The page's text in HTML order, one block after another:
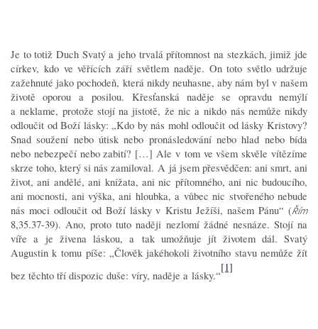
Je to totiž Duch Svatý a jeho trvalá přítomnost na stezkách, jimiž jde
církev, kdo ve věřících září světlem naděje. On toto světlo udržuje
zažehnuté jako pochodeň, která nikdy neuhasne, aby nám byl v našem
životě oporou a posilou. Křesťanská naděje se opravdu nemýlí
a neklame, protože stojí na jistotě, že nic a nikdo nás nemůže nikdy
odloučit od Boží lásky: „Kdo by nás mohl odloučit od lásky Kristovy?
Snad soužení nebo útisk nebo pronásledování nebo hlad nebo bída
nebo nebezpečí nebo zabití? […] Ale v tom ve všem skvěle vítězíme
skrze toho, který si nás zamiloval. A já jsem přesvědčen: ani smrt, ani
život, ani andělé, ani knížata, ani nic přítomného, ani nic budoucího,
ani mocnosti, ani výška, ani hloubka, a vůbec nic stvořeného nebude
nás moci odloučit od Boží lásky v Kristu Ježíši, našem Pánu“ (Řím
8,35.37-39). Ano, proto tuto naději nezlomí žádné nesnáze. Stojí na
víře a je živena láskou, a tak umožňuje jít životem dál. Svatý
Augustin k tomu píše: „Člověk jakéhokoli životního stavu nemůže žít
bez těchto tří dispozic duše: víry, naděje a lásky.“
[1]